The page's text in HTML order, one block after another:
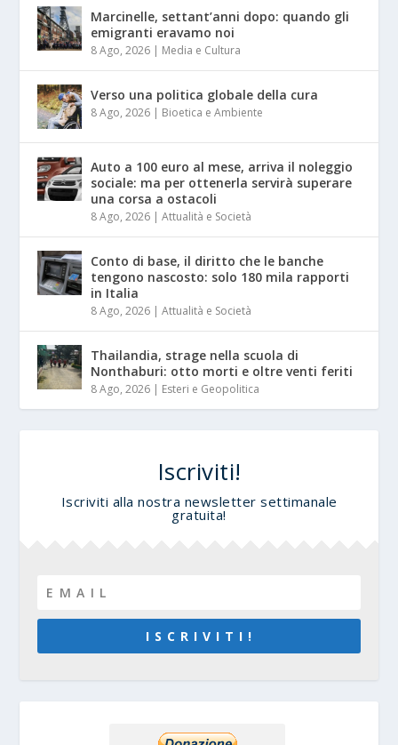
Marcinelle, settant’anni dopo: quando gli
emigranti eravamo noi
8 Ago, 2026 | Media e Cultura
Verso una politica globale della cura
8 Ago, 2026 | Bioetica e Ambiente
Auto a 100 euro al mese, arriva il noleggio
sociale: ma per ottenerla servirà superare
una corsa a ostacoli
8 Ago, 2026 |Attualità e Società
Conto di base, il diritto che le banche
tengono nascosto: solo 180 mila rapporti
in Italia
8 Ago, 2026 |Attualità e Società
Thailandia, strage nella scuola di
Nonthaburi: otto morti e oltre venti feriti
8 Ago, 2026 | Esteri e Geopolitica
Iscriviti!
Iscriviti alla nostra newsletter settimanale
gratuita!
I S C R I V I T I !